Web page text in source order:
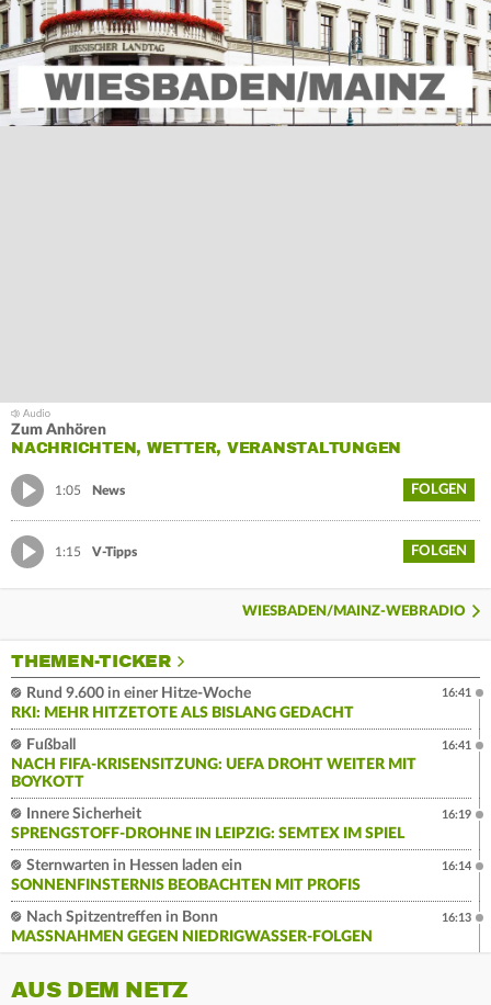
Zum Anhören
NACHRICHTEN, WETTER, VERANSTALTUNGEN
1:05 News FOLGEN
1:15 V-Tipps FOLGEN
WIESBADEN/MAINZ-WEBRADIO
THEMEN-TICKER
Rund 9.600 in einer Hitze-Woche
RKI: MEHR HITZETOTE ALS BISLANG GEDACHT
16:41
Fußball
NACH FIFA-KRISENSITZUNG: UEFA DROHT WEITER MIT
BOYKOTT
16:41
Innere Sicherheit
SPRENGSTOFF-DROHNE IN LEIPZIG: SEMTEX IM SPIEL
16:19
Sternwarten in Hessen laden ein
SONNENFINSTERNIS BEOBACHTEN MIT PROFIS
16:14
Nach Spitzentreffen in Bonn
MASSNAHMEN GEGEN NIEDRIGWASSER-FOLGEN
16:13
AUS DEM NETZ